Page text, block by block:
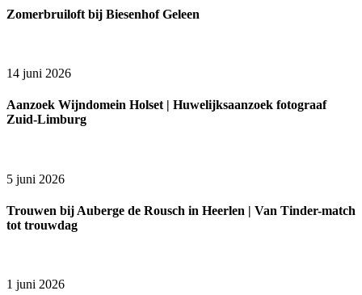
Zomerbruiloft bij Biesenhof Geleen
14 juni 2026
Aanzoek Wijndomein Holset | Huwelijksaanzoek fotograaf
Zuid-Limburg
5 juni 2026
Trouwen bij Auberge de Rousch in Heerlen | Van Tinder-match
tot trouwdag
1 juni 2026